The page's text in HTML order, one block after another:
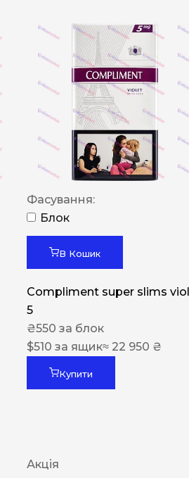
Фасування:
Блок
В Кошик
Compliment super slims
5
₴550 за блок
$510 за ящик≈ 22 950 ₴
Купити
Акція